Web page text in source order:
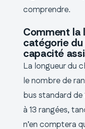
comprendre.
Comment la
catégorie
capacité
La longueur du
le nombre de
bus standard de
à 13 rangées,
n’en comptera